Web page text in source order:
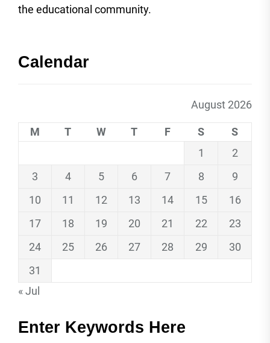
the educational community.
Calendar
August 2026
M T W T F S
S
1
2
3
4 5 6 7 8
9
10
11 12 13 14 15
16
17
18 19 20 21 22
23
24
25 26 27 28 29
30
31
« Jul
Enter Keywords Here